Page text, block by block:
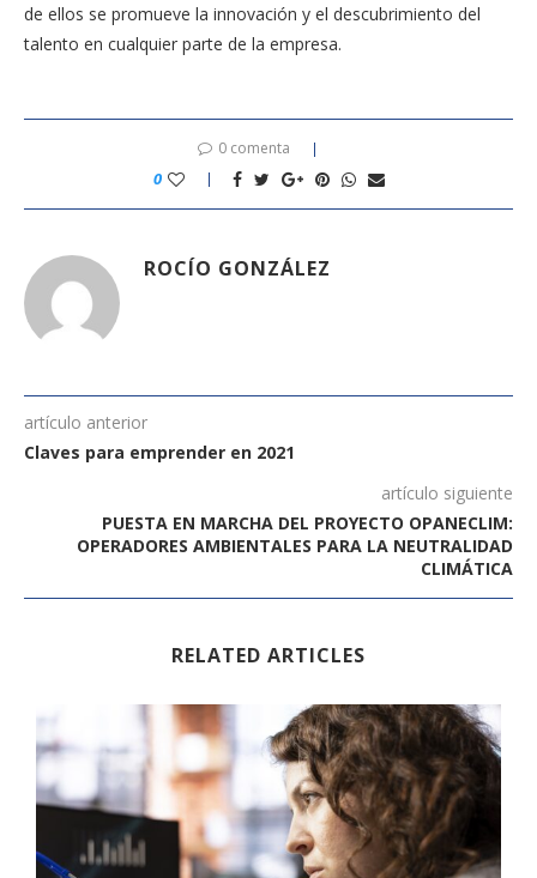
de ellos se promueve la innovación y el descubrimiento del
talento en cualquier parte de la empresa.
0 comenta
0
ROCÍO GONZÁLEZ
artículo anterior
Claves para emprender en 2021
artículo siguiente
PUESTA EN MARCHA DEL PROYECTO OPANECLIM:
OPERADORES AMBIENTALES PARA LA NEUTRALIDAD
CLIMÁTICA
RELATED ARTICLES